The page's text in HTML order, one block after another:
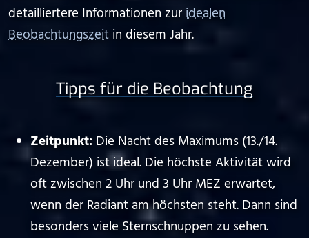
detailliertere Informationen zuridealen
Beobachtungszeit in diesem Jahr.
Tipps für die Beobachtung
Zeitpunkt: Die Nacht des Maximums (13./14.
Dezember) ist ideal. Die höchste Aktivität wird
oft zwischen 2 Uhr und 3 Uhr MEZ erwartet,
wenn der Radiant am höchsten steht. Dann sind
besonders viele Sternschnuppen zu sehen.